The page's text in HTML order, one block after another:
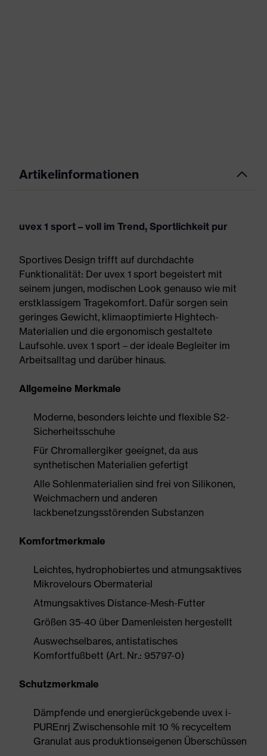
Artikelinformationen
uvex 1 sport – voll im Trend, Sportlichkeit pur
Sportives Design trifft auf durchdachte
Funktionalität: Der uvex 1 sport begeistert mit
seinem jungen, modischen Look genauso wie mit
erstklassigem Tragekomfort. Dafür sorgen sein
geringes Gewicht, klimaoptimierte Hightech-
Materialien und die ergonomisch gestaltete
Laufsohle. uvex 1 sport – der ideale Begleiter im
Arbeitsalltag und darüber hinaus.
Allgemeine Merkmale
Moderne, besonders leichte und flexible S2-
Sicherheitsschuhe
Für Chromallergiker geeignet, da aus
synthetischen Materialien gefertigt
Alle Sohlenmaterialien sind frei von Silikonen,
Weichmachern und anderen
lackbenetzungsstörenden Substanzen
Komfortmerkmale
Leichtes, hydrophobiertes und atmungsaktives
Mikrovelours Obermaterial
Atmungsaktives Distance-Mesh-Futter
Größen 35-40 über Damenleisten hergestellt
Auswechselbares, antistatisches
Komfortfußbett (Art. Nr.: 95797-0)
Schutzmerkmale
Dämpfende und energierückgebende uvex i-
PUREnrj Zwischensohle mit 10 % recyceltem
Granulat aus produktionseigenen Überschüssen